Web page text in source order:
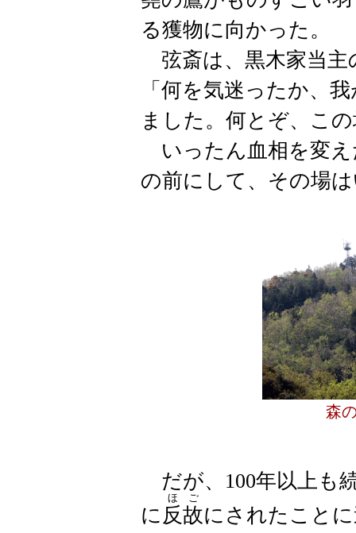
る獲物に向かった。
弦斎は、黒木家当主
「何を気迷ったか、
ました。何とぞ、こ
いったん血相を変え
の前にして、その場
森
だが、100年以上も
に 反故
ほご
にされたこと